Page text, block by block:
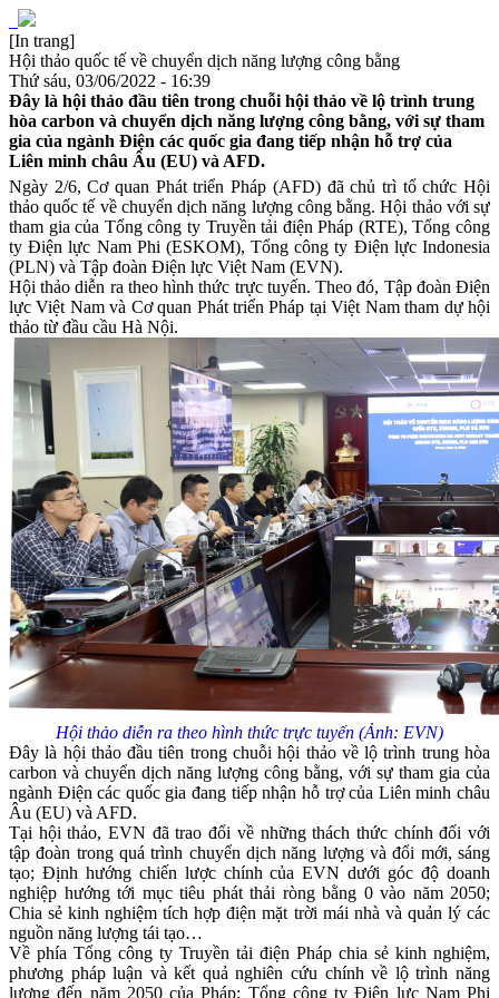
[In trang]
Hội thảo quốc tế về chuyển dịch năng lượng công bằng
Thứ sáu, 03/06/2022 - 16:39
Đây là hội thảo đầu tiên trong chuỗi hội thảo về lộ trình trung
hòa carbon và chuyển dịch năng lượng công bằng, với sự tham
gia của ngành Điện các quốc gia đang tiếp nhận hỗ trợ của
Liên minh châu Âu (EU) và AFD.
Ngày 2/6, Cơ quan Phát triển Pháp (AFD) đã chủ trì tổ chứcHội
thảo quốc tế về chuyển dịch năng lượng công bằng. Hội thảo với sự
tham gia của Tổng công ty Truyền tải điện Pháp (RTE), Tổng công
ty Điện lực Nam Phi (ESKOM), Tổng công ty Điện lực Indonesia
(PLN) và Tập đoàn Điện lực Việt Nam (EVN).
Hội thảo diễn ra theo hình thức trực tuyến. Theo đó, Tập đoàn Điện
lực Việt Nam và Cơ quan Phát triển Pháp tại Việt Nam tham dự hội
thảo từ đầu cầu Hà Nội.
Hội thảo diễn ra theo hình thức trực tuyến (Ảnh: EVN)
Đây là hội thảo đầu tiên trong chuỗi hội thảo về lộ trình trung hòa
carbon và chuyển dịch năng lượng công bằng, với sự tham gia của
ngành Điện các quốc gia đang tiếp nhận hỗ trợ của Liên minh châu
Âu (EU) và AFD.
Tại hội thảo, EVN đã trao đổi về những thách thức chính đối với
tập đoàn trong quá trình chuyển dịch năng lượng và đổi mới, sáng
tạo; Định hướng chiến lược chính của EVN dưới góc độ doanh
nghiệp hướng tới mục tiêu phát thải ròng bằng 0 vào năm 2050;
Chia sẻ kinh nghiệm tích hợp điện mặt trời mái nhà và quản lý các
nguồn năng lượng tái tạo…
Về phía Tổng công ty Truyền tải điện Pháp chia sẻ kinh nghiệm,
phương pháp luận và kết quả nghiên cứu chính về lộ trình năng
lượng đến năm 2050 của Pháp; Tổng công ty Điện lực Nam Phi